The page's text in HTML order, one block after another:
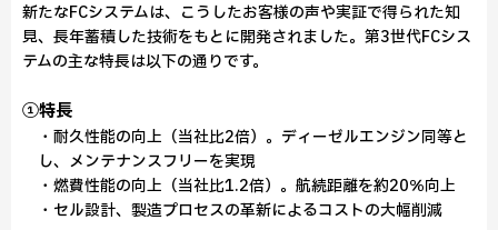
新たなFCシステムは、こうしたお客様の声や実証で得られた知
見、長年蓄積した技術をもとに開発されました。第3世代FCシス
テムの主な特長は以下の通りです。
①特長
・耐久性能の向上（当社比2倍）。ディーゼルエンジン同等と
し、メンテナンスフリーを実現
・燃費性能の向上（当社比1.2倍）。航続距離を約20％向上
・セル設計、製造プロセスの革新によるコストの大幅削減